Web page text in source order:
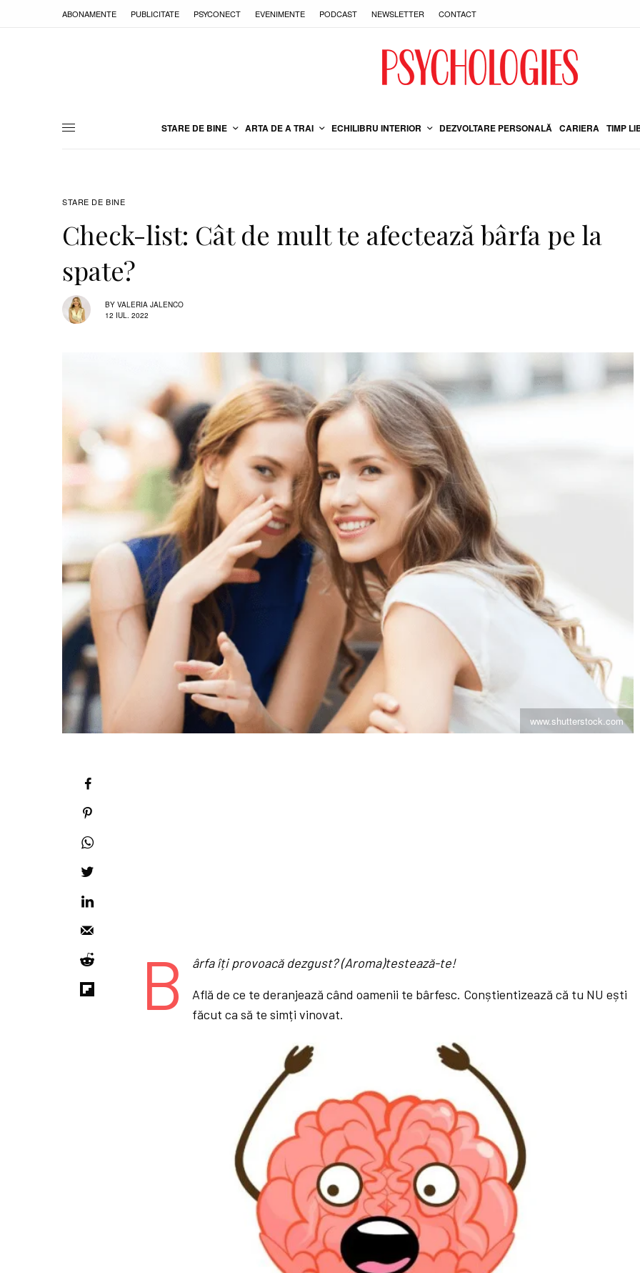
ABONAMENTE PUBLICITATE PSYCONECT EVENIMENTE PODCAST NEWSLETTER CONTACT
STARE DE BINE ARTA DE A TRAI ECHILIBRU INTERIOR DEZVOLTARE PERSONALĂ CARIERA TIMP
STARE DE BINE
Check-list: Cât de mult te afectează bârfa pe la
spate?
BY VALERIA JALENCO
12 IUL. 2022
www.shutterstock.com
B
ârfa îți provoacă dezgust? (Aroma)testează-te!
Află de ce te deranjează când oamenii te bârfesc. Conștientizează că tu NU ești
făcut ca să te simți vinovat.